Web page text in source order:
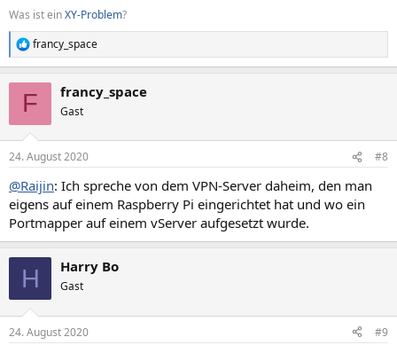
Was ist einXY-Problem?
R
e
e
:
francy_space
F francy_space
Gast
24. August 2020 #8
@Raijin: Ich spreche von dem VPN-Server daheim, den man
eigens auf einem Raspberry Pi eingerichtet hat und wo ein
Portmapper auf einem vServer aufgesetzt wurde.
H Harry Bo
Gast
24. August 2020 #9